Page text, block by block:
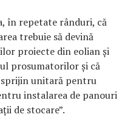
în repetate rânduri, că
trebuie să devină
proiecte din eolian și
prosumatorilor și că
sprijin unitară pentru
instalarea de panouri
de stocare”.